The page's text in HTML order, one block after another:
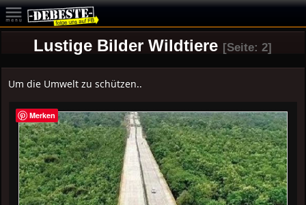
Lustige Bilder Wildtiere [Seite: 2]
Um die Umwelt zu schützen..
Merken